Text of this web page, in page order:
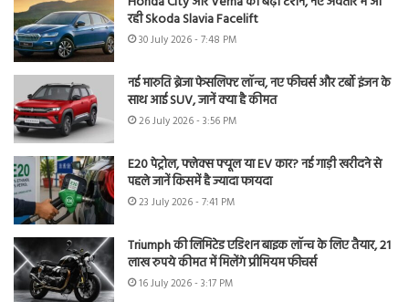
रही Skoda Slavia Facelift
30 July 2026 - 7:48 PM
नई मारुति ब्रेजा फेसलिफ्ट लॉन्च, नए फीचर्स और टर्बो इंजन के
साथ आई SUV, जानें क्या है कीमत
26 July 2026 - 3:56 PM
E20 पेट्रोल, फ्लेक्स फ्यूल या EV कार? नई गाड़ी खरीदने से
पहले जानें किसमें है ज्यादा फायदा
23 July 2026 - 7:41 PM
Triumph की लिमिटेड एडिशन बाइक लॉन्च के लिए तैयार, 21
लाख रुपये कीमत में मिलेंगे प्रीमियम फीचर्स
16 July 2026 - 3:17 PM